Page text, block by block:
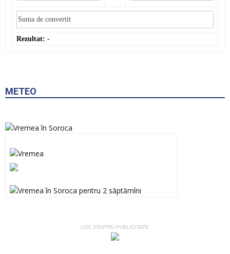
Rezultat: -
METEO
LOC PENTRU PUBLICITATE